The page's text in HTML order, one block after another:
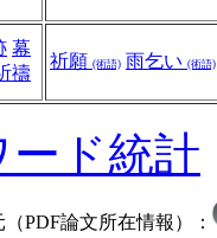
幕
禱
祈願 (術語) 雨乞い (術語)
ード統計
PDF論文所在情報）：